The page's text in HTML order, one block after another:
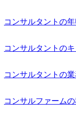
している方
コンサルタントの年
コンサルタントの
コンサルタントの
コンサルファーム